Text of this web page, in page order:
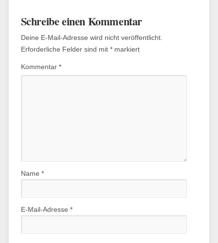
Schreibe einen Kommentar
Deine E-Mail-Adresse wird nicht veröffentlicht.
Erforderliche Felder sind mit *markiert
Kommentar *
Name *
E-Mail-Adresse *